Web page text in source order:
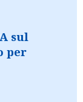
sul
per